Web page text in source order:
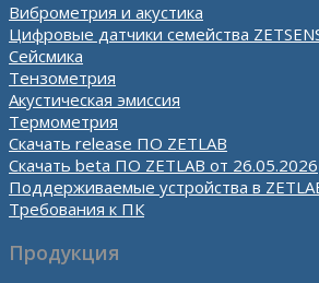
Виброметрия и акустика
Цифровые датчики семейства
Сейсмика
Тензометрия
Акустическая эмиссия
Термометрия
Скачать release ПО ZETLAB
Скачать beta ПО ZETLAB от 26.05.2026
Поддерживаемые устройства в
Требования к ПК
Продукция